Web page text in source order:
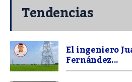
Tendencias
El ingeniero
Fernández...